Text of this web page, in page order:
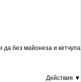
да без майонеза и кетчупа
Действия ▼